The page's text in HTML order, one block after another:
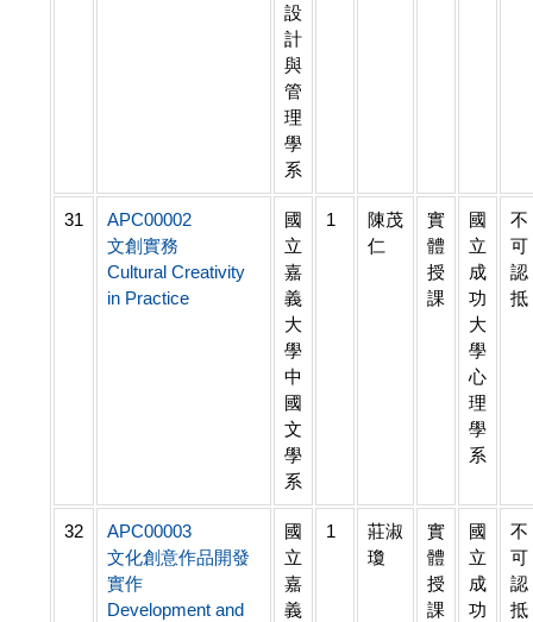
設
計
與
管
理
學
系
31
APC00002
文創實務
Cultural Creativity
in Practice
國
立
嘉
義
大
學
中
國
文
學
系
1
陳茂
仁
實
體
授
課
國
立
成
功
大
學
心
理
學
系
不
可
認
抵
32
APC00003
文化創意作品開發
實作
Development and
國
立
嘉
義
1
莊淑
瓊
實
體
授
課
國
立
成
功
不
可
認
抵